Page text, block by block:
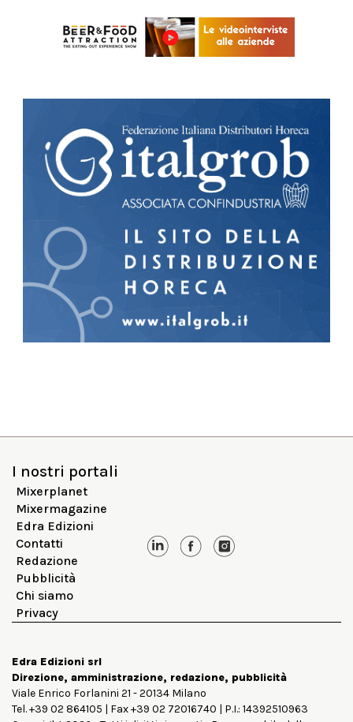
I nostri portali
Mixerplanet
Mixermagazine
Edra Edizioni
Contatti
Redazione
Pubblicità
Chi siamo
Privacy
Edra Edizioni srl
Direzione, amministrazione, redazione, pubblicità
Viale Enrico Forlanini 21 - 20134 Milano
Tel. +39 02 864105 | Fax +39 02 72016740 | P.I.: 14392510963